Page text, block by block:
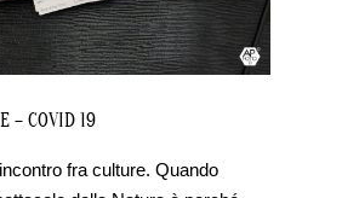
– COVID 19
fra culture. Quando